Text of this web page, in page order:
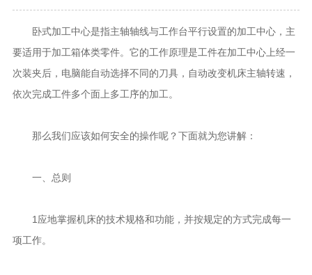
卧式加工中心是指主轴轴线与工作台平行设置的加工中心，主
要适用于加工箱体类零件。它的工作原理是工件在加工中心上经一
次装夹后，电脑能自动选择不同的刀具，自动改变机床主轴转速，
依次完成工件多个面上多工序的加工。
那么我们应该如何安全的操作呢？下面就为您讲解：
一、总则
1应地掌握机床的技术规格和功能，并按规定的方式完成每一
项工作。